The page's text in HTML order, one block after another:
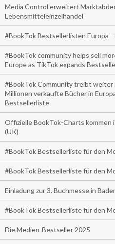
Media Control erweitert
Lebensmitteleinzelhandel
#BookTok Bestsellerlisten Europa
#BookTok community helps sell
Europe as TikTok expands
#BookTok Community treibt weiter
Millionen verkaufte Bücher in
Bestsellerliste
Offizielle BookTok-Charts kommen
(UK)
#BookTok Bestsellerliste für den
#BookTok Bestsellerliste für den
Einladung zur 3. Buchmesse in
#BookTok Bestsellerliste für den
Die Medien-Bestseller 2025